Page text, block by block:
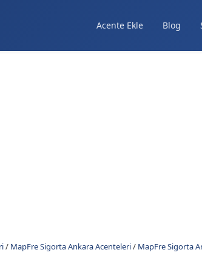
Acente Ekle Blog
/ MapFre Sigorta Ankara Acenteleri/ MapFre Sigorta